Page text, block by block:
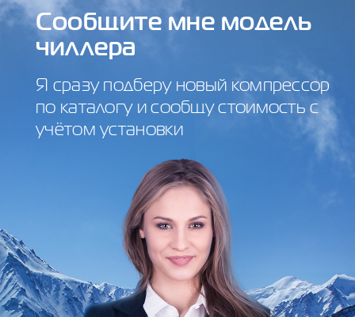
Сообщите мне модель
чиллера
Я сразу подберу новый компрессор
по каталогу и сообщу стоимость с
учётом установки